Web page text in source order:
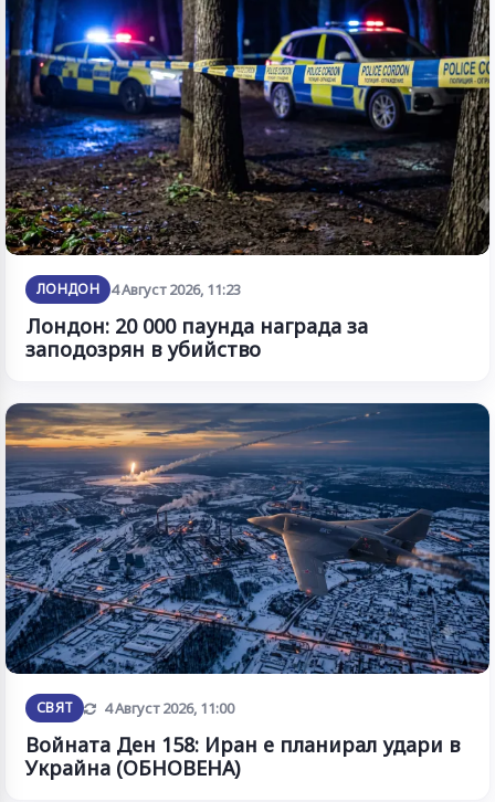
ЛОНДОН 4 Август 2026, 11:23
Лондон: 20 000 паунда награда за
заподозрян в убийство
СВЯТ Обновена
4 Август 2026, 11:00
Войната Ден 158: Иран е планирал удари в
Украйна (ОБНОВЕНА)